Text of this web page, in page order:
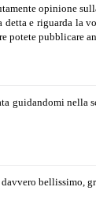
opinione
e riguarda la
potete pubblicare
guidandomi nella
bellissimo,